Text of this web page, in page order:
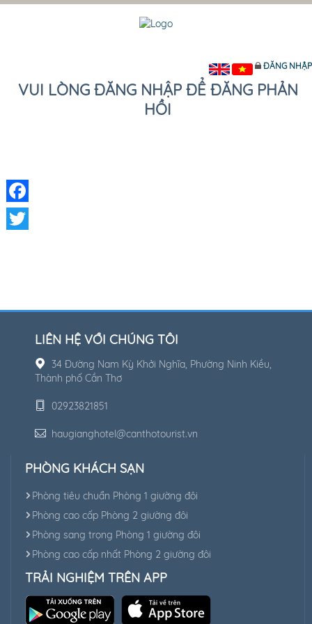
ĐĂNG NHẬP
VUI LÒNG ĐĂNG NHẬP ĐỂ ĐĂNG PHẢN
HỒI
LIÊN HỆ VỚI CHÚNG TÔI
34 Đường Nam Kỳ Khởi Nghĩa, Phường Ninh Kiều,
Thành phố Cần Thơ
02923821851
haugianghotel@canthotourist.vn
PHÒNG KHÁCH SẠN
Phòng tiêu chuẩn Phòng 1 giường đôi
Phòng cao cấp Phòng 2 giường đôi
Phòng sang trọng Phòng 1 giường đôi
Phòng cao cấp nhất Phòng 2 giường đôi
TRẢI NGHIỆM TRÊN APP
Facebook